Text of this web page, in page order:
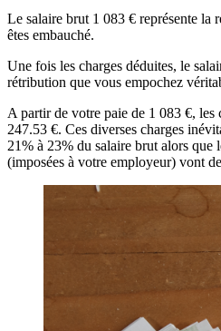
Le salaire brut 1 083 € représente la
êtes embauché.
Une fois les charges déduites, le
rétribution que vous empochez
A partir de votre paie de 1 083 €, les
247.53 €. Ces diverses charges
21% à 23% du salaire brut alors que
(imposées à votre employeur) vont